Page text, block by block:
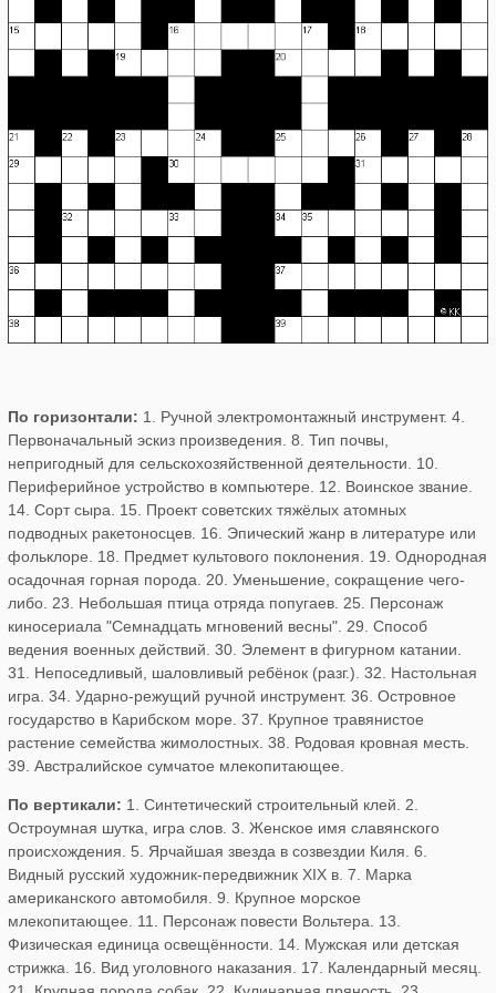
По горизонтали: 1. Ручной электромонтажный инструмент. 4.
Первоначальный эскиз произведения. 8. Тип почвы,
непригодный для сельскохозяйственной деятельности. 10.
Периферийное устройство в компьютере. 12. Воинское звание.
14. Сорт сыра. 15. Проект советских тяжёлых атомных
подводных ракетоносцев. 16. Эпический жанр в литературе или
фольклоре. 18. Предмет культового поклонения. 19. Однородная
осадочная горная порода. 20. Уменьшение, сокращение чего-
либо. 23. Небольшая птица отряда попугаев. 25. Персонаж
киносериала "Семнадцать мгновений весны". 29. Способ
ведения военных действий. 30. Элемент в фигурном катании.
31. Непоседливый, шаловливый ребёнок (разг.). 32. Настольная
игра. 34. Ударно-режущий ручной инструмент. 36. Островное
государство в Карибском море. 37. Крупное травянистое
растение семейства жимолостных. 38. Родовая кровная месть.
39. Австралийское сумчатое млекопитающее.
По вертикали: 1. Синтетический строительный клей. 2.
Остроумная шутка, игра слов. 3. Женское имя славянского
происхождения. 5. Ярчайшая звезда в созвездии Киля. 6.
Видный русский художник-передвижник XIX в. 7. Марка
американского автомобиля. 9. Крупное морское
млекопитающее. 11. Персонаж повести Вольтера. 13.
Физическая единица освещённости. 14. Мужская или детская
стрижка. 16. Вид уголовного наказания. 17. Календарный месяц.